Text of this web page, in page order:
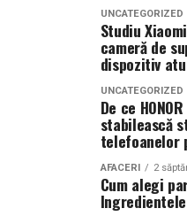
Scenariu: teren
La marginea unui oraș în
fost folosit constant de
împrejmuit. L-a cultivat.
Proprietarul din acte
intervenit timp de peste
Când decide să vândă
Conectică:
380 V
Climatizare:
menținerea
Mobilitate:
pe teren
UNCATEGORIZED
Studiu
cameră de
dispozitiv
UNCATEGORIZED
De ce
stabilească
telefoanelor
AFACERI 2
Cum alegi